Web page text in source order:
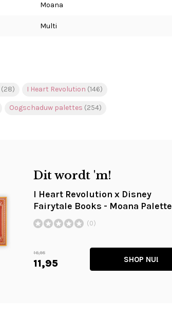
Moana
Multi
(28) I Heart Revolution (146)
Oogschaduw palettes (254)
Dit wordt 'm!
I Heart Revolution x Disney
Fairytale Books - Moana Palette
(0)
16,95
11,95 SHOP NU!